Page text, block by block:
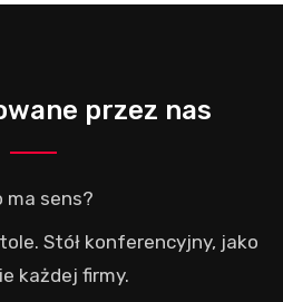
przez nas
ma sens?
Stół konferencyjny, jako
każdej firmy.